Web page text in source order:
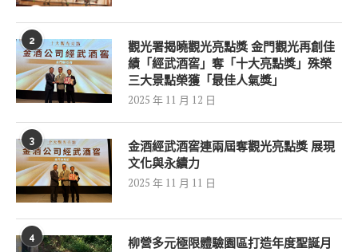
2
觀光署揭曉觀光亮點獎 金門觀光再創佳
績「經武酒窖」奪「十大亮點獎」殊榮
三大景點榮獲「最佳人氣獎」
2025 年 11 月 12 日
3
金酒經武酒窖連兩屆奪觀光亮點獎 展現
文化與永續力
2025 年 11 月 11 日
4
柳營多元極限體驗園區打造年度聖誕月